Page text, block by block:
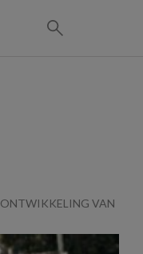
ONTWIKKELING VAN